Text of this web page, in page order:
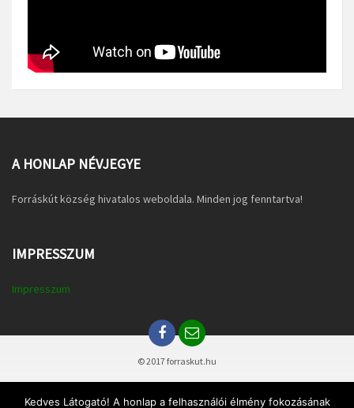
A HONLAP NÉVJEGYE
Forráskút község hivatalos weboldala. Minden jog fenntartva!
IMPRESSZUM
Impresszum
© 2017 forraskut.hu
Kedves Látogató! A honlap a felhasználói élmény fokozásának